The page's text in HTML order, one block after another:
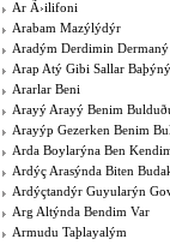
Ar Ã›ilifoni
Arabam Mazýlýdýr
Aradým Derdimin
Arap Atý Gibi Sallar Baþýný
Ararlar Beni
Arayý Arayý Benim
Arayýp Gezerken Benim
Arda Boylarýna Ben
Ardýç Arasýnda Biten
Ardýçtandýr Guyularýn
Arg Altýnda Bendim Var
Armudu Taþlayalým